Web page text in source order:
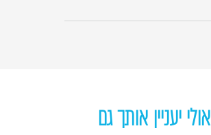
אולי יעניין אותך גם